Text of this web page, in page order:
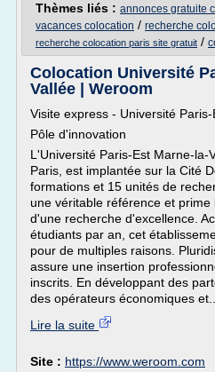
Thèmes liés : annonces gratuite
vacances colocation / recherche
recherche colocation paris site gratuit /
Colocation Université
Vallée | Weroom
Visite express - Université
Pôle d'innovation
L'Université Paris-Est Marne-la-
Paris, est implantée sur la Cité
formations et 15 unités de
une véritable référence et
d'une recherche d'excellence.
étudiants par an, cet
pour de multiples raisons.
assure une insertion
inscrits. En développant des
des opérateurs économiques et...
Lire la suite
Site : https://www.weroom.com